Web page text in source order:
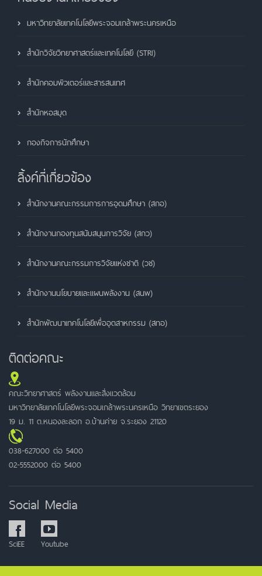
มหาวิทยาลัยเทคโนโลยีพระจอมเกล้าพระนครเหนือ
สำนักวิจัยวิทยาศาสตร์และเทคโนโลยี (STRI)
สำนักคอมพิวเตอร์และสารสนเทศ
สำนักหอสมุด
กองกิจการนักศึกษา
ลิ้งค์ที่เกี่ยวข้อง
สำนักงานคณะกรรมการการอุดมศึกษา (สกอ)
สำนักงานกองทุนสนับสนุนการวิจัย (สกว)
สำนักงานคณะกรรมการวิจัยแห่งชาติ (วช)
สำนักงานนโยบายและแผนพลังงาน (สนพ)
สำนักพัฒนาเทคโนโลยีเพื่ออุตสาหกรรม (สทอ)
ติดต่อคณะ
คณะวิทยาศาสตร์ พลังงานและสิ่งแวดล้อม
มหาวิทยาลัยเทคโนโลยีพระจอมเกล้าพระนครเหนือ วิทยาเขตระยอง
19 ม. 11 ต.หนองละลอก อ.บ้านค่าย จ.ระยอง 21120
038-627000 ต่อ 5400
02-5552000 ต่อ 5400
Social Media
SciEE Youtube